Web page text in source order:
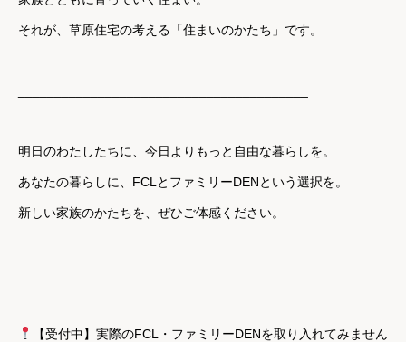
それが、草原住宅の考える「住まいのかたち」です。
明日のわたしたちに、今日よりもっと自由な暮らしを。
あなたの暮らしに、FCLとファミリーDENという選択を。
新しい家族のかたちを、ぜひご体感ください。
【受付中】実際のFCL・ファミリーDENを取り入れてみません